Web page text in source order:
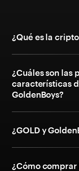
¿Qué es la
¿Cuáles son las
características
GoldenBoys?
¿GOLD y
¿Cómo